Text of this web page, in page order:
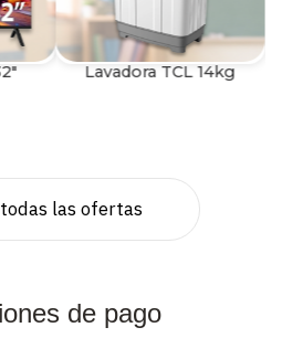
Lavadora TCL 14kg
las ofertas
de pago